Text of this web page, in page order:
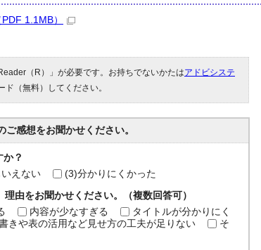
1.1MB）
（R）」が必要です。お持ちでないかたはアドビシステ
ド（無料）してください。
感想をお聞かせください。
？
えない (3)分かりにくかった
由をお聞かせください。（複数回答可）
内容が少なすぎる
タイトルが分かりにく
きや表の活用など見せ方の工夫が足りない
そ